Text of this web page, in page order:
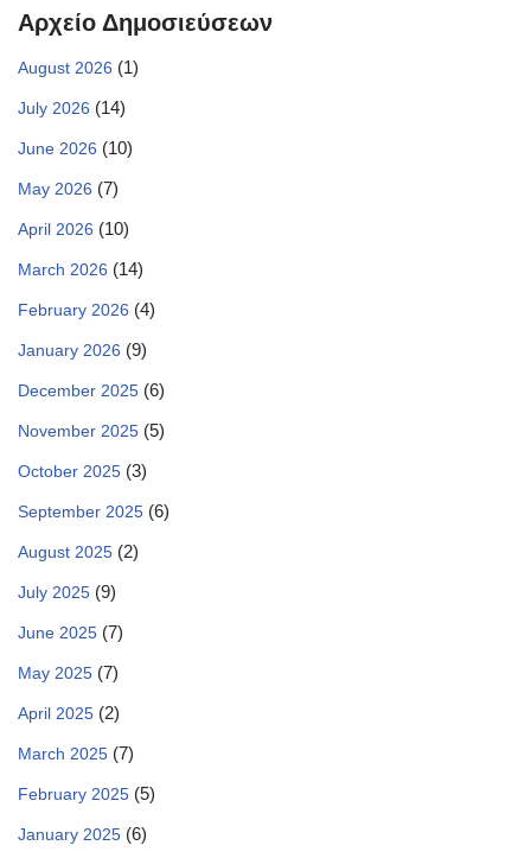
Αρχείο Δημοσιεύσεων
August 2026 (1)
July 2026 (14)
June 2026 (10)
May 2026 (7)
April 2026 (10)
March 2026 (14)
February 2026 (4)
January 2026 (9)
December 2025 (6)
November 2025 (5)
October 2025 (3)
September 2025 (6)
August 2025 (2)
July 2025 (9)
June 2025 (7)
May 2025 (7)
April 2025 (2)
March 2025 (7)
February 2025 (5)
January 2025 (6)